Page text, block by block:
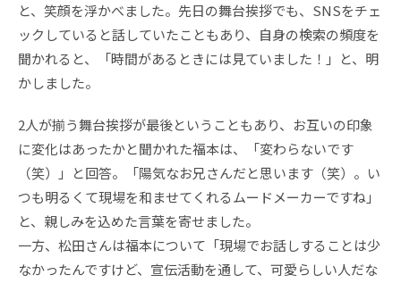
と、笑顔を浮かべました。先日の舞台挨拶でも、SNSをチェ
ックしていると話していたこともあり、自身の検索の頻度を
聞かれると、「時間があるときには見ていました！」と、明
かしました。
2人が揃う舞台挨拶が最後ということもあり、お互いの印象
に変化はあったかと聞かれた福本は、「変わらないです
（笑）」と回答。「陽気なお兄さんだと思います（笑）。い
つも明るくて現場を和ませてくれるムードメーカーですね」
と、親しみを込めた言葉を寄せました。
一方、松田さんは福本について「現場でお話しすることは少
なかったんですけど、宣伝活動を通して、可愛らしい人だな